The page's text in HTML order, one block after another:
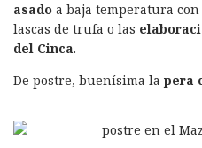
asado a baja temperatura
lascas de trufa o las
del Cinca.
De postre, buenísima la pera